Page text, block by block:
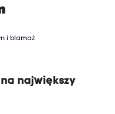
i blamaż
największy